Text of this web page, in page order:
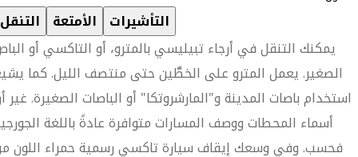
التنقل الأمتعة التأشيرات
يمكنك التنقل في أرجاء تبيليسي بالمترو، أو التاكسي أو
الصغير. يعمل المترو على الخطَّين حتى منتصف الليل. كما
استخدام باصات المدينة و"المارشروتكا" أو الباصات الصغيرة. غير
أسماء المحطات ووصف المسارات متوافرة عادةً باللغة
فحسب. وفي وسعك إيقاف سيارة تاكسي رسمية حمراء اللون